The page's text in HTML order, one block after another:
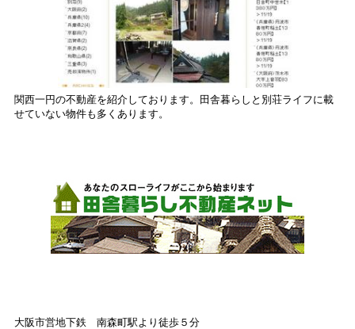
関西一円の不動産を紹介しております。田舎暮らしと別荘ライフに載
せていない物件も多くあります。
大阪市営地下鉄 南森町駅より徒歩５分